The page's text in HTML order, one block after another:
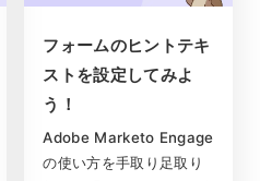
フォームのヒントテキ
ストを設定してみよ
う！
Adobe Marketo Engage
の使い方を手取り足取り